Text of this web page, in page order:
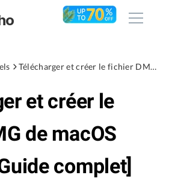
Télécharger et créer le fichier DMG de macOS Sequoia [Guide complet]
et créer le
de macOS
complet]